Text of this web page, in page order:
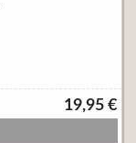
19,95 €